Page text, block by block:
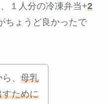
１人分の冷凍弁当+2
ちょうど良かったで
、 母乳
すために